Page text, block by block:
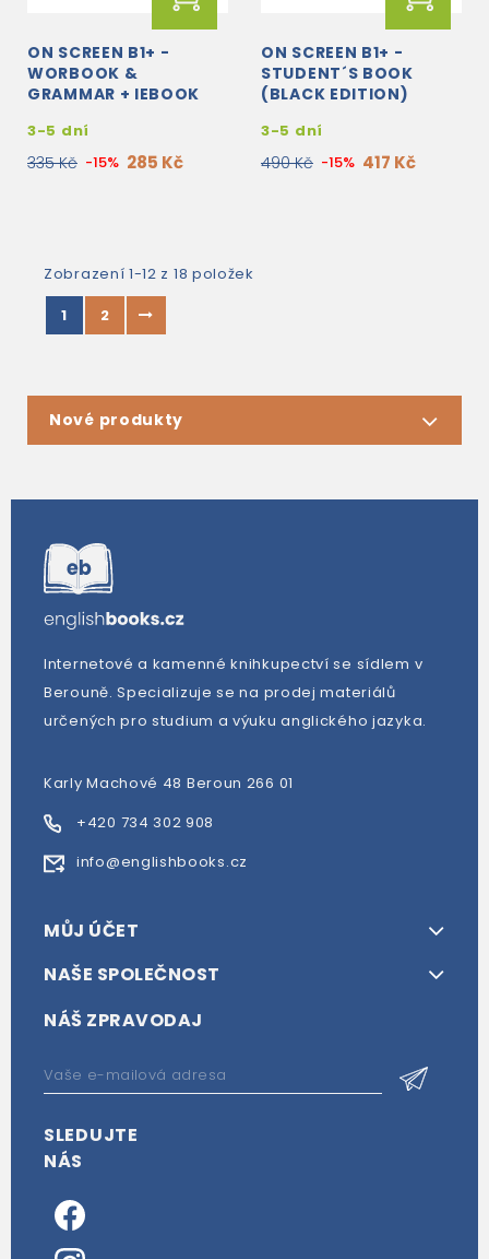
ON SCREEN B1+ -
WORBOOK &
GRAMMAR + IEBOOK
3-5 dní
335 Kč -15% 285 Kč
ON SCREEN B1+ -
STUDENT´S BOOK
(BLACK EDITION)
3-5 dní
490 Kč -15% 417 Kč
Zobrazení 1-12 z 18 položek
1
2
Nové produkty
Internetové a kamenné knihkupectví se sídlem v
Berouně. Specializuje se na prodej materiálů
určených pro studium a výuku anglického jazyka.
Karly Machové 48 Beroun 266 01
+420 734 302 908
info@englishbooks.cz
MŮJ ÚČET
NAŠE SPOLEČNOST
NÁŠ ZPRAVODAJ
SLEDUJTE
NÁS